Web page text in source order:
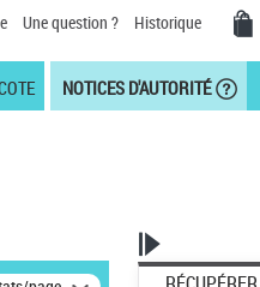
Une question ? Historique
NOTICES D'AUTORITÉ